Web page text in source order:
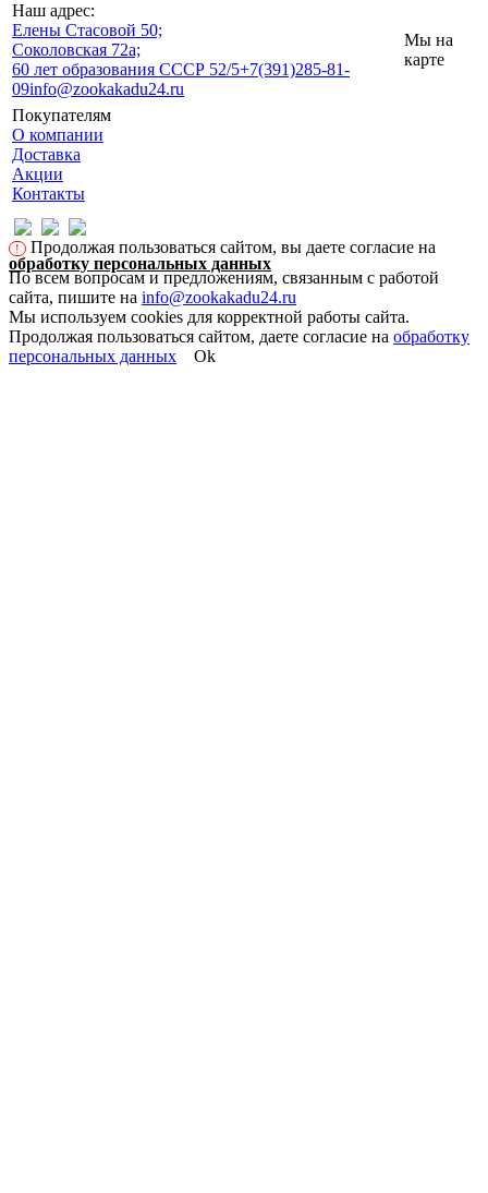
Наш адрес:
Eлены Стасовой 50;
Соколовская 72а;
60 лет образования СССР 52/5+7(391)285-81-
09info@zookakadu24.ru
Мы на
карте
Покупателям
О компании
Доставка
Акции
Контакты
!
Продолжая пользоваться сайтом, вы даете согласие на
обработку персональных данных
По всем вопросам и предложениям, связанным с работой
сайта, пишите на info@zookakadu24.ru
Мы используем cookies для корректной работы сайта.
Продолжая пользоваться сайтом, даете согласие на обработку
персональных данных
Ok